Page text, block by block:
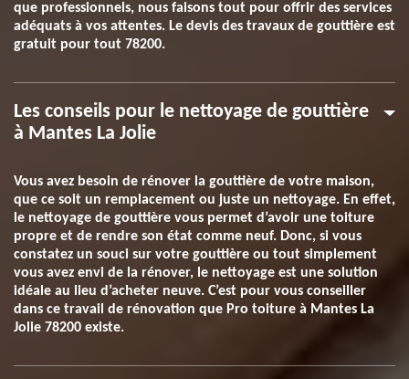
que professionnels, nous faisons tout pour offrir des services
adéquats à vos attentes. Le devis des travaux de gouttière est
gratuit pour tout 78200.
Les conseils pour le nettoyage de gouttière
à Mantes La Jolie
Vous avez besoin de rénover la gouttière de votre maison,
que ce soit un remplacement ou juste un nettoyage. En effet,
le nettoyage de gouttière vous permet d’avoir une toiture
propre et de rendre son état comme neuf. Donc, si vous
constatez un souci sur votre gouttière ou tout simplement
vous avez envi de la rénover, le nettoyage est une solution
idéale au lieu d’acheter neuve. C’est pour vous conseiller
dans ce travail de rénovation que Pro toiture à Mantes La
Jolie 78200 existe.